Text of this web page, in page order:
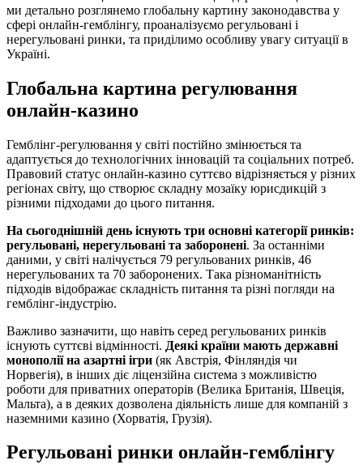
ми детально розглянемо глобальну картину законодавства у
сфері онлайн-гемблінгу, проаналізуємо регульовані і
нерегульовані ринки, та приділимо особливу увагу ситуації в
Україні.
Глобальна картина регулювання
онлайн-казино
Гемблінг-регулювання у світі постійно змінюється та
адаптується до технологічних інновацій та соціальних потреб.
Правовий статус онлайн-казино суттєво відрізняється у різних
регіонах світу, що створює складну мозаїку юрисдикцій з
різними підходами до цього питання.
На сьогоднішній день існують три основні категорії ринків:
регульовані, нерегульовані та заборонені. За останніми
даними, у світі налічується 79 регульованих ринків, 46
нерегульованих та 70 заборонених. Така різноманітність
підходів відображає складність питання та різні погляди на
гемблінг-індустрію.
Важливо зазначити, що навіть серед регульованих ринків
існують суттєві відмінності. Деякі країни мають державні
монополії на азартні ігри (як Австрія, Фінляндія чи
Норвегія), в інших діє ліцензійна система з можливістю
роботи для приватних операторів (Велика Британія, Швеція,
Мальта), а в деяких дозволена діяльність лише для компаній з
наземними казино (Хорватія, Грузія).
Регульовані ринки онлайн-гемблінгу